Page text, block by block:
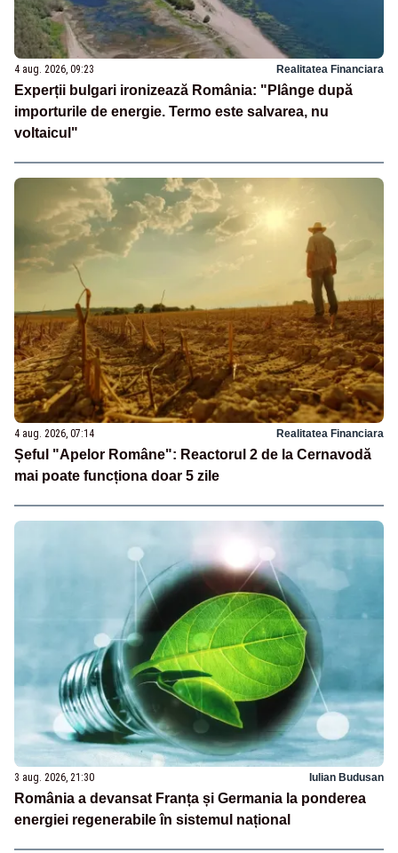
4 aug. 2026, 09:23 Realitatea Financiara
Experții bulgari ironizează România: "Plânge după
importurile de energie. Termo este salvarea, nu
voltaicul"
4 aug. 2026, 07:14 Realitatea Financiara
Șeful "Apelor Române": Reactorul 2 de la Cernavodă
mai poate funcționa doar 5 zile
3 aug. 2026, 21:30 Iulian Budusan
România a devansat Franța și Germania la ponderea
energiei regenerabile în sistemul național